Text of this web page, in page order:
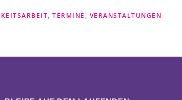
, TERMINE , VERANSTALTUNGEN